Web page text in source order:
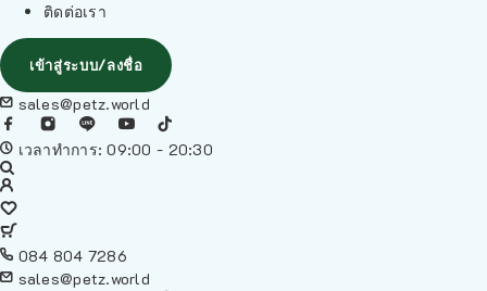
ติดต่อเรา
เข้าสู่ระบบ/ลงชื่อ
sales@petz.world
เวลาทำการ: 09:00 - 20:30
084 804 7286
sales@petz.world